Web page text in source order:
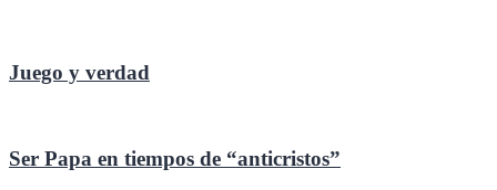
Juego y verdad
Ser Papa en tiempos de “anticristos”